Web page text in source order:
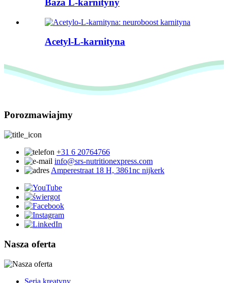
Baza L-karnityny
Acetyl-L-karnityna
Porozmawiajmy
+31 6 20764766
info@srs-nutritionexpress.com
Amperestraat 18 H, 3861nc nijkerk
Nasza oferta
Seria kreatyny